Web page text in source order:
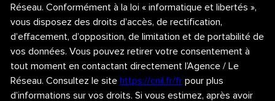
Réseau. Conformément à la loi « informatique et libertés »,
vous disposez des droits d’accès, de rectification,
d’effacement, d’opposition, de limitation et de portabilité de
vos données. Vous pouvez retirer votre consentement à
tout moment en contactant directement l’Agence / Le
Réseau. Consultez le site https://cnil.fr/fr pour plus
d’informations sur vos droits. Si vous estimez, après avoir